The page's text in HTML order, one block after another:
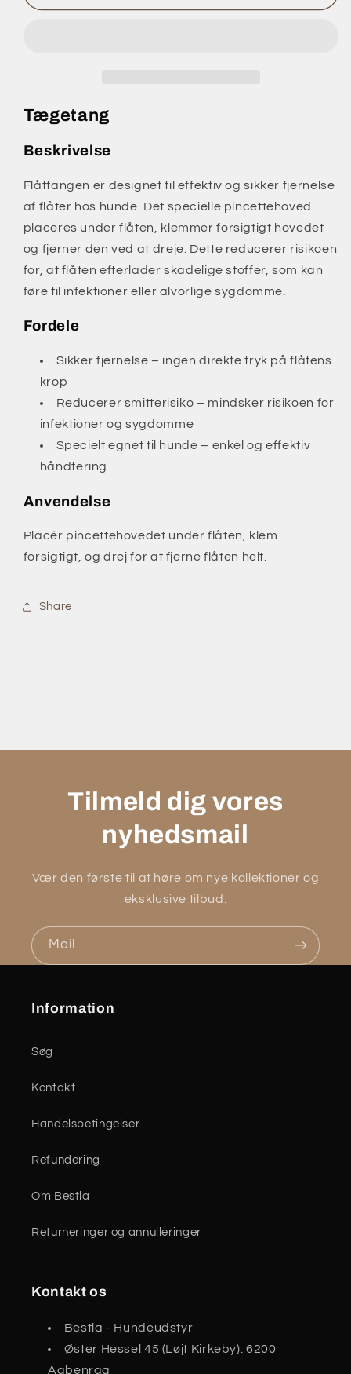
Tægetang
Beskrivelse
Flåttangen er designet til effektiv og sikker fjernelse
af flåter hos hunde. Det specielle pincettehoved
placeres under flåten, klemmer forsigtigt hovedet
og fjerner den ved at dreje. Dette reducerer risikoen
for, at flåten efterlader skadelige stoffer, som kan
føre til infektioner eller alvorlige sygdomme.
Fordele
Sikker fjernelse – ingen direkte tryk på flåtens
krop
Reducerer smitterisiko – mindsker risikoen for
infektioner og sygdomme
Specielt egnet til hunde – enkel og effektiv
håndtering
Anvendelse
Placér pincettehovedet under flåten, klem
forsigtigt, og drej for at fjerne flåten helt.
Share
Tilmeld dig vores
nyhedsmail
Vær den første til at høre om nye kollektioner og
eksklusive tilbud.
Mail
Information
Søg
Kontakt
Handelsbetingelser.
Refundering
Om Bestla
Returneringer og annulleringer
Kontakt os
Bestla - Hundeudstyr
Øster Hessel 45 (Løjt Kirkeby). 6200
Aabenraa